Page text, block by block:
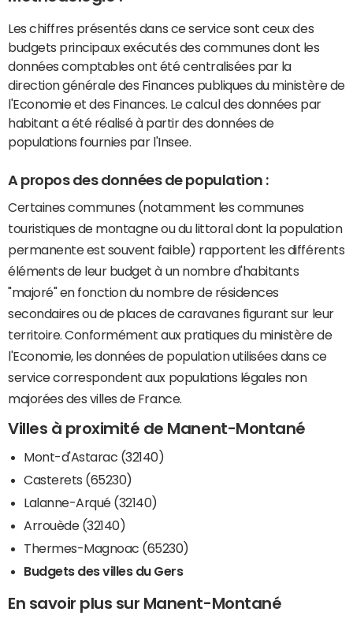
Les chiffres présentés dans ce service sont ceux des
budgets principaux exécutés des communes dont les
données comptables ont été centralisées par la
direction générale des Finances publiques du ministère de
l'Economie et des Finances. Le calcul des données par
habitant a été réalisé à partir des données de
populations fournies par l'Insee.
A propos des données de population :
Certaines communes (notamment les communes
touristiques de montagne ou du littoral dont la population
permanente est souvent faible) rapportent les différents
éléments de leur budget à un nombre d'habitants
"majoré" en fonction du nombre de résidences
secondaires ou de places de caravanes figurant sur leur
territoire. Conformément aux pratiques du ministère de
l'Economie, les données de population utilisées dans ce
service correspondent aux populations légales non
majorées des villes de France.
Villes à proximité de Manent-Montané
Mont-d'Astarac (32140)
Casterets (65230)
Lalanne-Arqué (32140)
Arrouède (32140)
Thermes-Magnoac (65230)
Budgets des villes du Gers
En savoir plus sur Manent-Montané